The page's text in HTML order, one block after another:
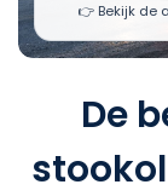
👉 Bekijk de
De